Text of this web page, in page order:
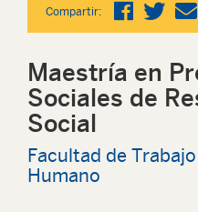
Compartir:
Maestría en
Sociales de
Social
Facultad de
Humano